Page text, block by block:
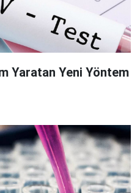
Yaratan Yeni Yöntem